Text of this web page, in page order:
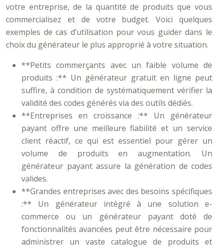
votre entreprise, de la quantité de produits que vous
commercialisez et de votre budget. Voici quelques
exemples de cas d’utilisation pour vous guider dans le
choix du générateur le plus approprié à votre situation.
**Petits commerçants avec un faible volume de
produits :** Un générateur gratuit en ligne peut
suffire, à condition de systématiquement vérifier la
validité des codes générés via des outils dédiés.
**Entreprises en croissance :** Un générateur
payant offre une meilleure fiabilité et un service
client réactif, ce qui est essentiel pour gérer un
volume de produits en augmentation. Un
générateur payant assure la génération de codes
valides.
**Grandes entreprises avec des besoins spécifiques
:** Un générateur intégré à une solution e-
commerce ou un générateur payant doté de
fonctionnalités avancées peut être nécessaire pour
administrer un vaste catalogue de produits et